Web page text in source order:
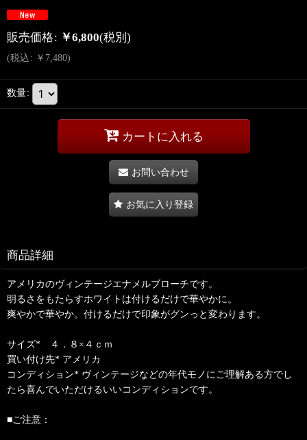
販売価格: ￥6,800(税別)
(税込: ￥ 7,480)
数量:
カートに入れる
お問い合わせ
お気に入り登録
商品詳細
アメリカのヴィンテージエナメルブローチです。
明るさをもたらすホワイトは付けるだけで華やかに。
爽やかで華やか。付けるだけで印象がグンっと変わります。
サイズ* ４．８×４ｃｍ
買い付け先* アメリカ
コンディション* ヴィンテージなどの年代モノにご理解ある方でし
たら喜んでいただけるいいコンディションです。
■ご注意：